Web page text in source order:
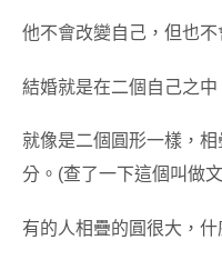
他不會改變自己，但也不
結婚就是在二個自己之中
就像是二個圓形一樣，
分。(查了一下這個叫做
有的人相疊的圓很大，什